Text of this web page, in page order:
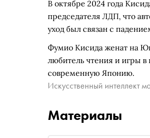
В октябре 2024 года
председателя ЛДП, что
уход был связан с
Фумио Кисида женат на
любитель чтения и игры в
современную Японию.
Искусственный интеллект
Материалы